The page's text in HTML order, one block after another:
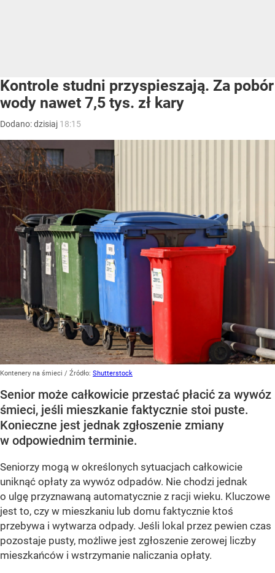
Kontrole studni przyspieszają. Za pobór
wody nawet 7,5 tys. zł kary
Dodano:dzisiaj 18:15
Kontenery na śmieci / Źródło: Shutterstock
Senior może całkowicie przestać płacić za wywóz
śmieci, jeśli mieszkanie faktycznie stoi puste.
Konieczne jest jednak zgłoszenie zmiany
w odpowiednim terminie.
Seniorzy mogą w określonych sytuacjach całkowicie
uniknąć opłaty za wywóz odpadów. Nie chodzi jednak
o ulgę przyznawaną automatycznie z racji wieku. Kluczowe
jest to, czy w mieszkaniu lub domu faktycznie ktoś
przebywa i wytwarza odpady. Jeśli lokal przez pewien czas
pozostaje pusty, możliwe jest zgłoszenie zerowej liczby
mieszkańców i wstrzymanie naliczania opłaty.